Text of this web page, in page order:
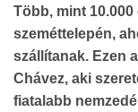
Több, mint
szeméttelepén,
szállítanak. Ezen
Chávez, aki
fiatalabb